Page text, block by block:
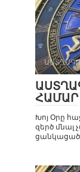
ՀԱՄԱՐ
Խոյ Օրը
զերծ մնալ
ցանկացած